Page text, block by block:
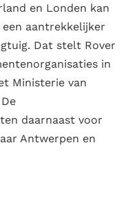
en Londen kan
aantrekkelijker
Dat stelt Rover
in
Ministerie van
daarnaast voor
Antwerpen en